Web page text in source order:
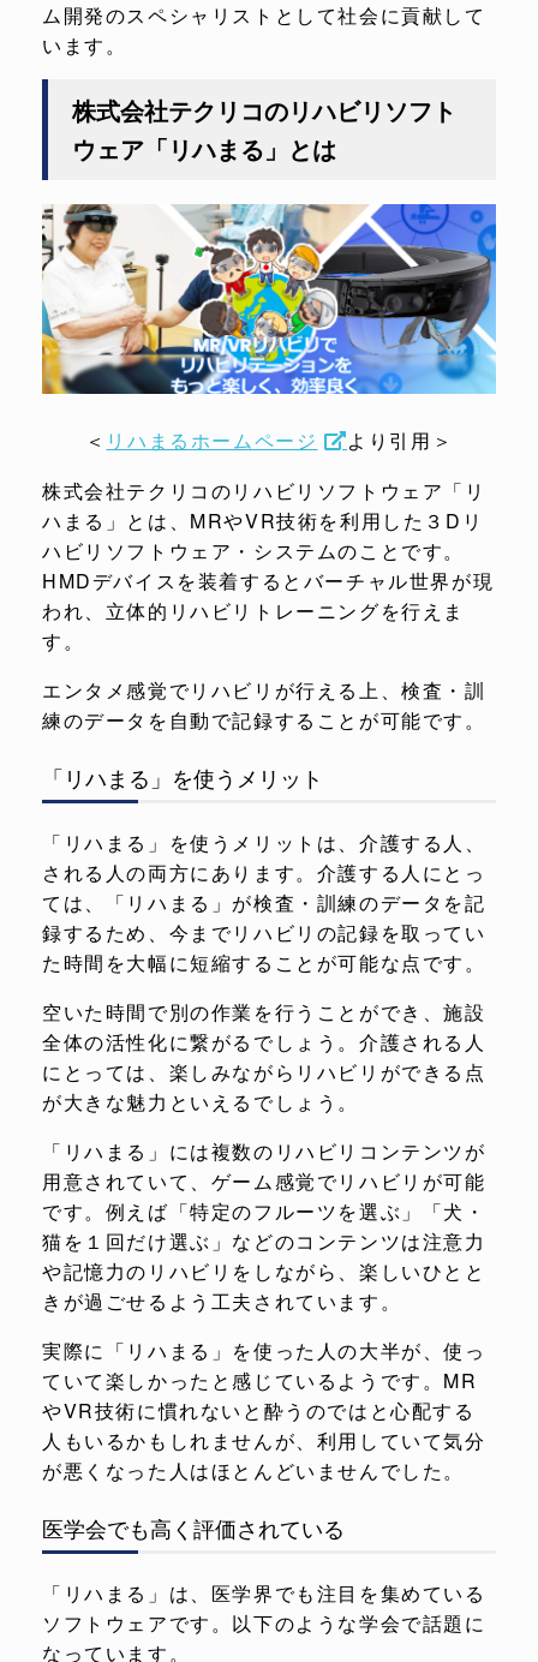
ム開発のスペシャリストとして社会に貢献して
います。
株式会社テクリコのリハビリソフト
ウェア「リハまる」とは
＜ リハまるホームページ
より引用＞
株式会社テクリコのリハビリソフトウェア「リ
ハまる」とは、MRやVR技術を利用した３Dリ
ハビリソフトウェア・システムのことです。
HMDデバイスを装着するとバーチャル世界が現
われ、立体的リハビリトレーニングを行えま
す。
エンタメ感覚でリハビリが行える上、検査・訓
練のデータを自動で記録することが可能です。
「リハまる」を使うメリット
「リハまる」を使うメリットは、介護する人、
される人の両方にあります。介護する人にとっ
ては、「リハまる」が検査・訓練のデータを記
録するため、今までリハビリの記録を取ってい
た時間を大幅に短縮することが可能な点です。
空いた時間で別の作業を行うことができ、施設
全体の活性化に繋がるでしょう。介護される人
にとっては、楽しみながらリハビリができる点
が大きな魅力といえるでしょう。
「リハまる」には複数のリハビリコンテンツが
用意されていて、ゲーム感覚でリハビリが可能
です。例えば「特定のフルーツを選ぶ」「犬・
猫を１回だけ選ぶ」などのコンテンツは注意力
や記憶力のリハビリをしながら、楽しいひとと
きが過ごせるよう工夫されています。
実際に「リハまる」を使った人の大半が、使っ
ていて楽しかったと感じているようです。MR
やVR技術に慣れないと酔うのではと心配する
人もいるかもしれませんが、利用していて気分
が悪くなった人はほとんどいませんでした。
医学会でも高く評価されている
「リハまる」は、医学界でも注目を集めている
ソフトウェアです。以下のような学会で話題に
なっています。